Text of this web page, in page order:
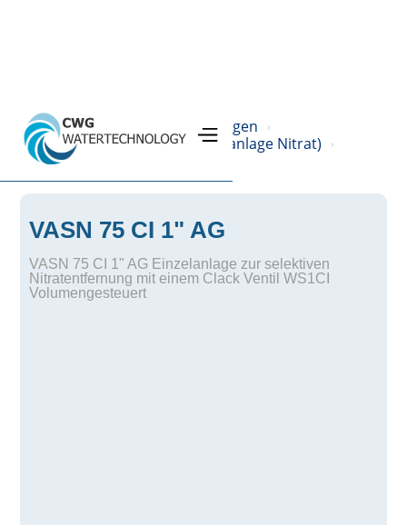
Home › Produkte Filteranlagen ›
VASN (Vollautomatische Einzelanlage Nitrat) ›
VASN 75 CI 1" AG
VASN 75 CI 1" AG Einzelanlage zur selektiven
Nitratentfernung mit einem Clack Ventil WS1CI
Volumengesteuert